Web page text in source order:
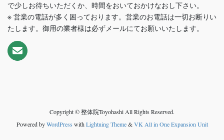
で少しお待ちいただくか、時間をおいておかけなおし下さい。
※ 営業の電話が多く困っております。営業のお電話は一切お断りい
たします。御用の業者様は必ずメールにてお願いいたします。
Copyright © 整体院Toyohashi All Rights Reserved.
Powered byWordPress withLightning Theme&VK All in One Expansion Unit